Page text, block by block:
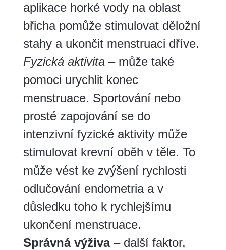
aplikace horké vody na oblast
břicha pomůže stimulovat děložní
stahy a ukončit menstruaci dříve.
Fyzická aktivita – může také
pomoci urychlit konec
menstruace. Sportování nebo
prosté zapojování se do
intenzivní fyzické aktivity může
stimulovat krevní oběh v těle. To
může vést ke zvýšení rychlosti
odlučování endometria a v
důsledku toho k rychlejšímu
ukončení menstruace.
Správná výživa– další faktor,